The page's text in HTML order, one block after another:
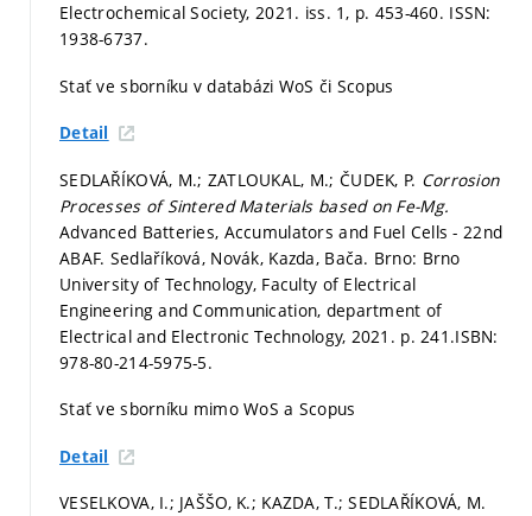
Electrochemical Society, 2021. iss. 1, p. 453-460. ISSN:
1938-6737.
Stať ve sborníku v databázi WoS či Scopus
Detail
SEDLAŘÍKOVÁ, M.; ZATLOUKAL, M.; ČUDEK, P. Corrosion
Processes of Sintered Materials based on Fe-Mg.
Advanced Batteries, Accumulators and Fuel Cells - 22nd
ABAF. Sedlaříková, Novák, Kazda, Bača. Brno: Brno
University of Technology, Faculty of Electrical
Engineering and Communication, department of
Electrical and Electronic Technology, 2021. p. 241.ISBN:
978-80-214-5975-5.
Stať ve sborníku mimo WoS a Scopus
Detail
VESELKOVA, I.; JAŠŠO, K.; KAZDA, T.; SEDLAŘÍKOVÁ, M.